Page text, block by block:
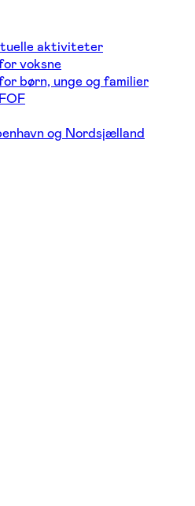
aktiviteter
voksne
børn, unge og familier
og Nordsjælland